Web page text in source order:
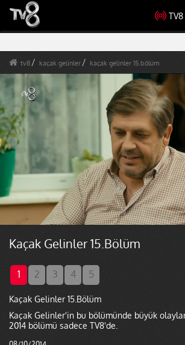
TV8
tv8 kaçak gelinler kaçak gelinler 15.bölüm
Kaçak Gelinler 15.Bölüm
1 2 3 4 5
Kaçak Gelinler 15.Bölüm
Kaçak Gelinler'in bu bölümünde büyük
2014 bölümü sadece TV8'de.